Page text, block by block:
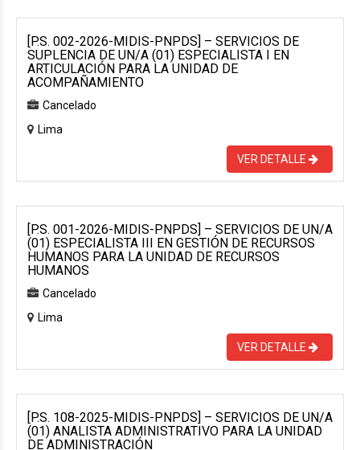
[P.S. 002-2026-MIDIS-PNPDS] – SERVICIOS DE
SUPLENCIA DE UN/A (01) ESPECIALISTA I EN
ARTICULACIÓN PARA LA UNIDAD DE
ACOMPAÑAMIENTO
Cancelado
Lima
VER DETALLE
[P.S. 001-2026-MIDIS-PNPDS] – SERVICIOS DE UN/A
(01) ESPECIALISTA III EN GESTIÓN DE RECURSOS
HUMANOS PARA LA UNIDAD DE RECURSOS
HUMANOS
Cancelado
Lima
VER DETALLE
[P.S. 108-2025-MIDIS-PNPDS] – SERVICIOS DE UN/A
(01) ANALISTA ADMINISTRATIVO PARA LA UNIDAD
DE ADMINISTRACIÓN